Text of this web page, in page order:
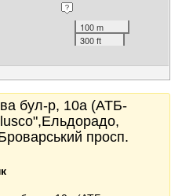
100 m
300 ft
бул-р, 10а (АТБ-
просп.